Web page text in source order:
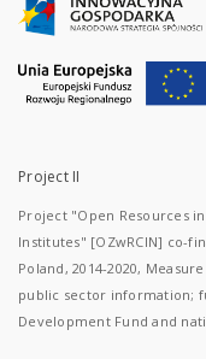
Project II
Project "Open Resources
Institutes" [OZwRCIN] co-
Poland, 2014-2020,
public sector information;
Development Fund and